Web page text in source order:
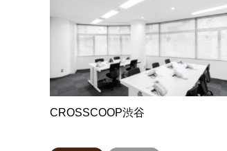
CROSSCOOP渋谷